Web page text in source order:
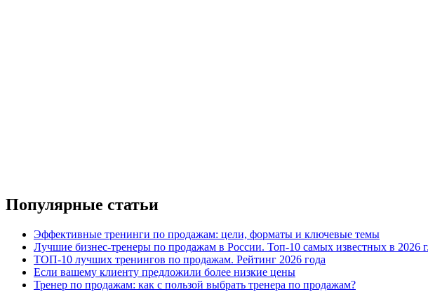
Популярные статьи
Эффективные тренинги по продажам: цели, форматы и ключевые темы
Лучшие бизнес-тренеры по продажам в России. Топ-10 самых известных в 2026 г.
ТОП-10 лучших тренингов по продажам. Рейтинг 2026 года
Если вашему клиенту предложили более низкие цены
Тренер по продажам: как с пользой выбрать тренера по продажам?